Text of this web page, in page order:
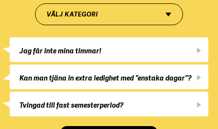
VÄLJ KATEGORI
Jag får inte mina timmar!
Kan man tjäna in extra ledighet med ”enstaka dagar”?
Tvingad till fast semesterperiod?